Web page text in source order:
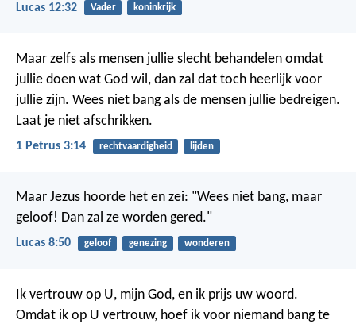
Lucas 12:32 Vader koninkrijk
Maar zelfs als mensen jullie slecht behandelen omdat
jullie doen wat God wil, dan zal dat toch heerlijk voor
jullie zijn. Wees niet bang als de mensen jullie bedreigen.
Laat je niet afschrikken.
1 Petrus 3:14 rechtvaardigheid lijden
Maar Jezus hoorde het en zei: "Wees niet bang, maar
geloof! Dan zal ze worden gered."
Lucas 8:50 geloof genezing wonderen
Ik vertrouw op U, mijn God, en ik prijs uw woord.
Omdat ik op U vertrouw, hoef ik voor niemand bang te